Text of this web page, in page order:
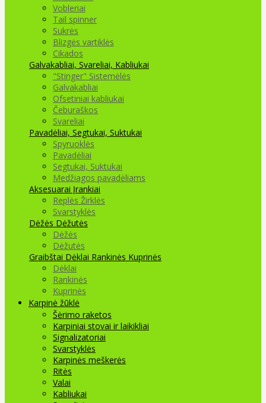
Vobleriai
Tail spinner
Sukrės
Blizgės vartiklės
Cikados
Galvakabliai, Svareliai, Kabliukai
"Stinger" Sistemėlės
Galvakabliai
Ofsetiniai kabliukai
Čeburaškos
Svareliai
Pavadėliai, Segtukai, Suktukai
Spyruoklės
Pavadėliai
Segtukai, Suktukai
Medžiagos pavadėliams
Aksesuarai Įrankiai
Replės Žirklės
Svarstyklės
Dėžės Dėžutės
Dėžės
Dėžutės
Graibštai Dėklai Rankinės Kuprinės
Dėklai
Rankinės
Kuprinės
Karpinė žūklė
Šėrimo raketos
Karpiniai stovai ir laikikliai
Signalizatoriai
Svarstyklės
Karpinės meškerės
Ritės
Valai
Kabliukai